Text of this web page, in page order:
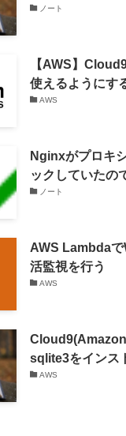
ノート
【AWS】
使えるようにす
AWS
Nginxがプロキ
ックしていたの
ノート
AWS Lambda
活監視を行う
AWS
sqlite3をインス
AWS